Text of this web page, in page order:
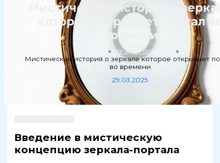
Мистическая история о
которое открывает портал
времени
Загадки времени
Мистическая история о зеркале которое открывает
во времени
29.03.2025
Введение в мистическую
концепцию зеркала-портала